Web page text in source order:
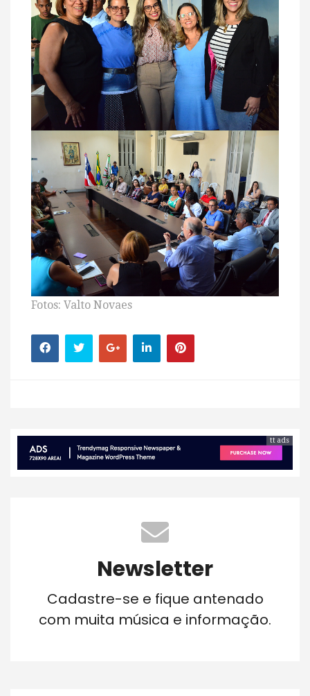
Fotos: Valto Novaes
tt ads
Newsletter
Cadastre-se e fique antenado
com muita música e informação.